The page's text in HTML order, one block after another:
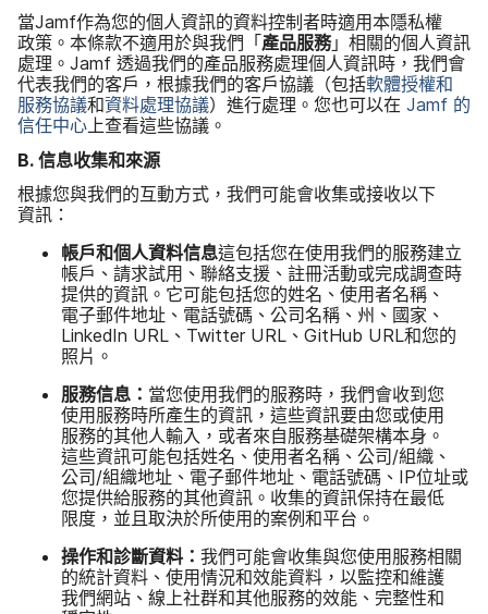
當Jamf作​為​您​的​個人​資訊​的​資料​控制​者​時​適用​本隱​私權​
政策。​本​條款​不​適用於​與​我們​「產品​服務」​相關​的​個人​資訊​
處理。 Jamf 透過​我們​的​產品​服務​處理​個人​資訊​時，​我們​會​
代表​我們​的​客戶，​根據​我們​的​客戶​協議​（​包括軟體​授權​和​
服務​協議和資料​處理​協議）​進行​處理。​您​也​可以​在 Jamf 的​
信任​中心上​查​看​這些​協議。
B. 信息​收集​和​來源
根據​您​與​我們​的​互動​方式，​我們​可能​會​收集​或​接收​以下​
資訊：
帳戶​和​個人​資料​信息這​包括​您​在​使用​我們​的​服務​建立​
帳戶、​請求​試用、​聯絡​支援、​註冊​活動​或​完成​調查​時​
提供​的​資訊。​它​可能​包括​您​的​姓名、​使用​者​名稱、​
電子​郵件​地址、​電話​號碼、​公司​名稱、​州、​國家、
LinkedIn URL 、 Twitter URL 、 GitHub URL和​您​的​
照片。
服務​信息： 當您​使用​我們​的​服務​時，​我們​會​收到​您​
使用​服務​時​所​產生​的​資訊，​這些​資訊​要​由​您​或​使用​
服務​的​其他​人​輸入，​或​者​來自​服務​基礎​架構​本身。​
這些​資訊​可能​包括​姓​名、​使用​者​名稱、​公司​/組織、​
公司​/組織​地址、​電子​郵件​地址、​電話​號碼、 IP位址​或​
您​提供​給​服務​的​其他​資訊。​收集​的​資訊​保持​在​最​低​
限度，​並​且​取​決於​所​使用​的​案例​和平台。
操作​和​診斷​資料： 我們​可能​會​收集​與​您使用​服務​相關​
的​統計​資料、​使用​情況​和​效​能​資料，​以​監控​和​維護​
我們​網站、​線上​社群​和​其他​服務​的​效能、​完整性​和​